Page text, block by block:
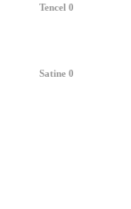
Tencel 0
Satine 0